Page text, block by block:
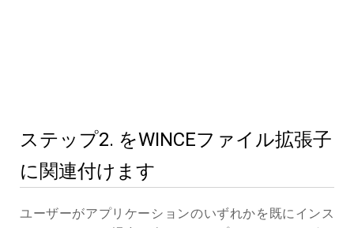
ステップ2. をWINCEファイル拡張子
に関連付けます
ユーザーがアプリケーションのいずれかを既にインス